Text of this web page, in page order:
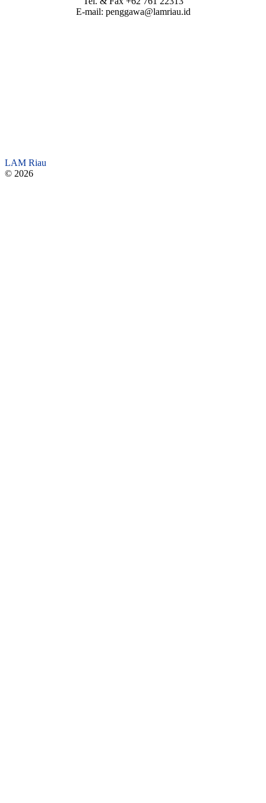
E-mail: penggawa@lamriau.id
LAM Riau
© 2026